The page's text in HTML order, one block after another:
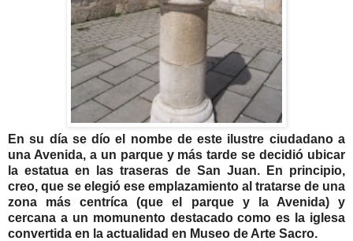
En su día se dío el nombe de este ilustre ciudadano a
una Avenida, a un parque y más tarde se decidió ubicar
la estatua en las traseras de San Juan. En principio,
creo, que se elegió ese emplazamiento al tratarse de una
zona más centríca (que el parque y la Avenida) y
cercana a un momunento destacado como es la iglesa
convertida en la actualidad en Museo de Arte Sacro.